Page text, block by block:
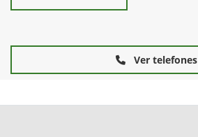
Ver telefones